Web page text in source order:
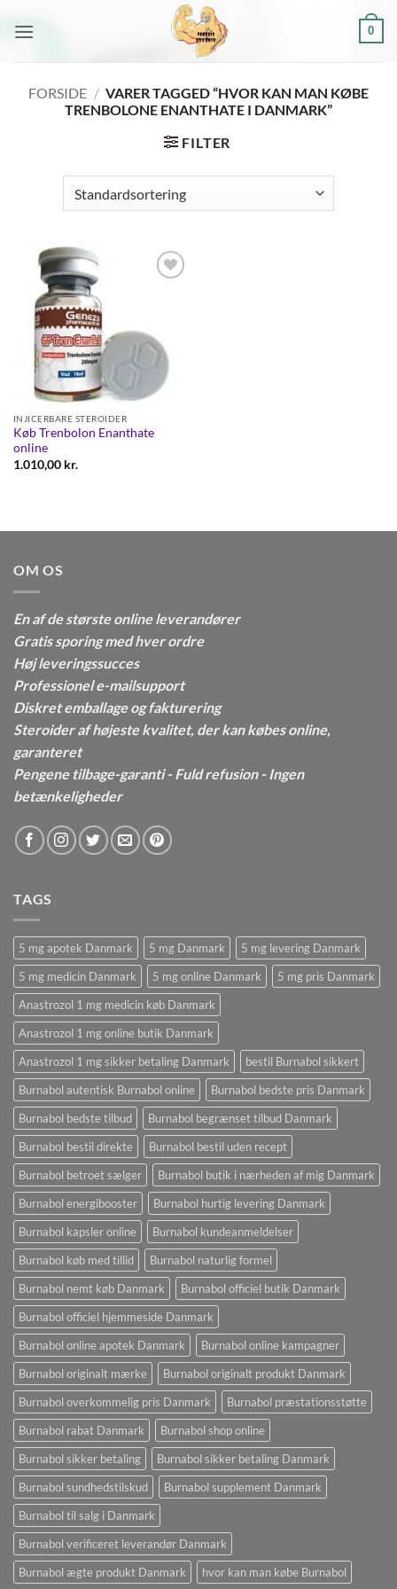
0
FORSIDE / VARER TAGGED “HVOR KAN MAN KØBE
TRENBOLONE ENANTHATE I DANMARK”
FILTER
INJICERBARE STEROIDER
Køb Trenbolon Enanthate
online
1.010,00 kr.
OM OS
En af de største online leverandører
Gratis sporing med hver ordre
Høj leveringssucces
Professionel e-mailsupport
Diskret emballage og fakturering
Steroider af højeste kvalitet, der kan købes online,
garanteret
Pengene tilbage-garanti - Fuld refusion - Ingen
betænkeligheder
TAGS
5 mg apotek Danmark 5 mg Danmark
5 mg levering Danmark
5 mg medicin Danmark
5 mg online Danmark
5 mg pris Danmark
Anastrozol 1 mg medicin køb Danmark
Anastrozol 1 mg online butik Danmark
Anastrozol 1 mg sikker betaling Danmark
bestil Burnabol sikkert
Burnabol autentisk Burnabol online
Burnabol bedste pris Danmark
Burnabol bedste tilbud
Burnabol begrænset tilbud Danmark
Burnabol bestil direkte
Burnabol bestil uden recept
Burnabol betroet sælger
Burnabol butik i nærheden af ​​mig Danmark
Burnabol energibooster
Burnabol hurtig levering Danmark
Burnabol kapsler online
Burnabol kundeanmeldelser
Burnabol køb med tillid
Burnabol naturlig formel
Burnabol nemt køb Danmark
Burnabol officiel butik Danmark
Burnabol officiel hjemmeside Danmark
Burnabol online apotek Danmark
Burnabol online kampagner
Burnabol originalt mærke
Burnabol originalt produkt Danmark
Burnabol overkommelig pris Danmark
Burnabol præstationsstøtte
Burnabol rabat Danmark
Burnabol shop online
Burnabol sikker betaling
Burnabol sikker betaling Danmark
Burnabol sundhedstilskud
Burnabol supplement Danmark
Burnabol til salg i Danmark
Burnabol verificeret leverandør Danmark
Burnabol ægte produkt Danmark
hvor kan man købe Burnabol